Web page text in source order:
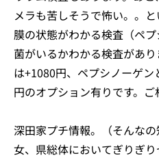
メラも苦しそうで怖い。。
膜の状態がわかる検査（ペ
菌がいるかわかる検査があ
は+1080円、ペプシノーゲ
円のオプション有りです。ご
深田家プチ情報。（そんな
女、県総体においてぎりぎ